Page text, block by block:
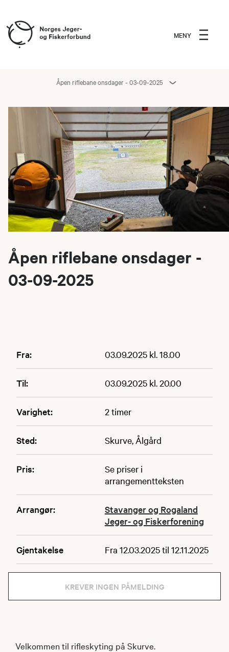
MENY
Åpen riflebane onsdager - 03-09-2025
Åpen riflebane onsdager -
03-09-2025
Fra: 03.09.2025 kl. 18.00
Til: 03.09.2025 kl. 20.00
Varighet: 2 timer
Sted: Skurve, Ålgård
Pris:
Se priser i
arrangementteksten
Arrangør:
Stavanger og Rogaland
Jeger- og Fiskerforening
Gjentakelse Fra 12.03.2025 til 12.11.2025
KREVER INGEN PÅMELDING
Velkommen til rifleskyting på Skurve.